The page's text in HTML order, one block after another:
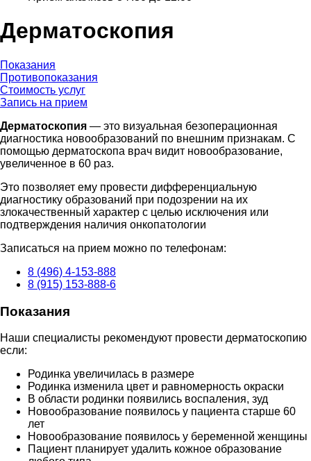
Дерматоскопия
Показания
Противопоказания
Стоимость услуг
Запись на прием
Дерматоскопия — это визуальная безоперационная
диагностика новообразований по внешним признакам. С
помощью дерматоскопа врач видит новообразование,
увеличенное в 60 раз.
Это позволяет ему провести дифференциальную
диагностику образований при подозрении на их
злокачественный характер с целью исключения или
подтверждения наличия онкопатологии
Записаться на прием можно по телефонам:
8 (496) 4-153-888
8 (915) 153-888-6
Показания
Наши специалисты рекомендуют провести дерматоскопию
если:
Родинка увеличилась в размере
Родинка изменила цвет и равномерность окраски
В области родинки появились воспаления, зуд
Новообразование появилось у пациента старше 60
лет
Новообразование появилось у беременной женщины
Пациент планирует удалить кожное образование